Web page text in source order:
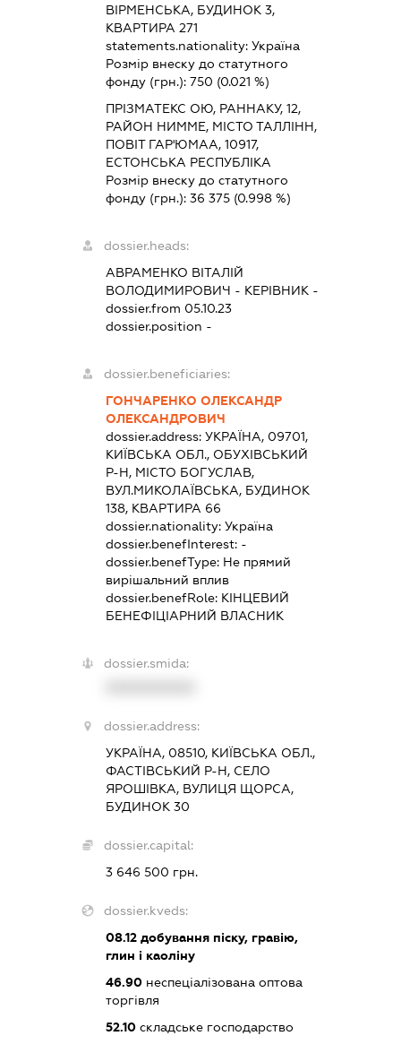
ВІРМЕНСЬКА, БУДИНОК 3,
КВАРТИРА 271
statements.nationality: Україна
Розмір внеску до статутного
фонду (грн.): 750 (0.021 %)
ПРІЗМАТЕКС ОЮ, РАННАКУ, 12,
РАЙОН НИММЕ, МІСТО ТАЛЛІНН,
ПОВІТ ГАР'ЮМАА, 10917,
ЕСТОНСЬКА РЕСПУБЛІКА
Розмір внеску до статутного
фонду (грн.): 36 375(0.998 %)
dossier.heads:
АВРАМЕНКО ВІТАЛІЙ
ВОЛОДИМИРОВИЧ - КЕРІВНИК -
dossier.from 05.10.23
dossier.position -
dossier.beneficiaries:
ГОНЧАРЕНКО ОЛЕКСАНДР
ОЛЕКСАНДРОВИЧ
dossier.address: УКРАЇНА, 09701,
КИЇВСЬКА ОБЛ., ОБУХІВСЬКИЙ
Р-Н, МІСТО БОГУСЛАВ,
ВУЛ.МИКОЛАЇВСЬКА, БУДИНОК
138, КВАРТИРА 66
dossier.nationality: Україна
dossier.benefInterest: -
dossier.benefType: Не прямий
вирішальний вплив
dossier.benefRole: КІНЦЕВИЙ
БЕНЕФІЦІАРНИЙ ВЛАСНИК
dossier.smida:
dossier.address:
УКРАЇНА, 08510, КИЇВСЬКА ОБЛ.,
ФАСТІВСЬКИЙ Р-Н, СЕЛО
ЯРОШІВКА, ВУЛИЦЯ ЩОРСА,
БУДИНОК 30
dossier.capital:
3 646 500 грн.
dossier.kveds:
08.12добування піску, гравію,
глин і каоліну
46.90неспеціалізована оптова
торгівля
52.10складське господарство